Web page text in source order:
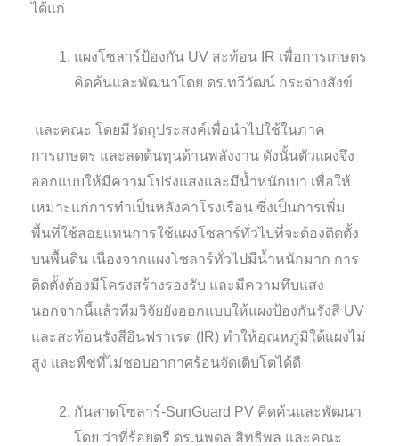
ได้แก่
แผงโซลาร์ป้องกัน UV สะท้อน IR เพื่อการเกษตร
คิดค้นและพัฒนาโดย ดร.ทวีวัฒน์ กระจ่างสังข์
และคณะ โดยมีวัตถุประสงค์เพื่อนำไปใช้ในภาค
การเกษตร และลดต้นทุนด้านพลังงาน ดังนั้นตัวแผงจึง
ออกแบบให้มีความโปร่งแสงและมีน้ำหนักเบา เพื่อให้
เหมาะแก่การทำเป็นหลังคาโรงเรือน ซึ่งเป็นการเพิ่ม
พื้นที่ใช้สอยแทนการใช้แผงโซลาร์ทั่วไปที่จะต้องติดตั้ง
บนพื้นดิน เนื่องจากแผงโซลาร์ทั่วไปมีน้ำหนักมาก การ
ติดตั้งต้องมีโครงสร้างรองรับ และมีความทึบแสง
นอกจากนี้แล้วทีมวิจัยยังออกแบบให้แผงป้องกันรังสี UV
และสะท้อนรังสีอินฟราเรด (IR) ทำให้อุณหภูมิใต้แผงไม่
สูง และพืชที่ไม่ชอบอากาศร้อนจัดเติบโตได้ดี
กันสาดโซลาร์-SunGuard PV คิดค้นและพัฒนา
โดย ว่าที่ร้อยตรี ดร.นพดล สิทธิพล และคณะ